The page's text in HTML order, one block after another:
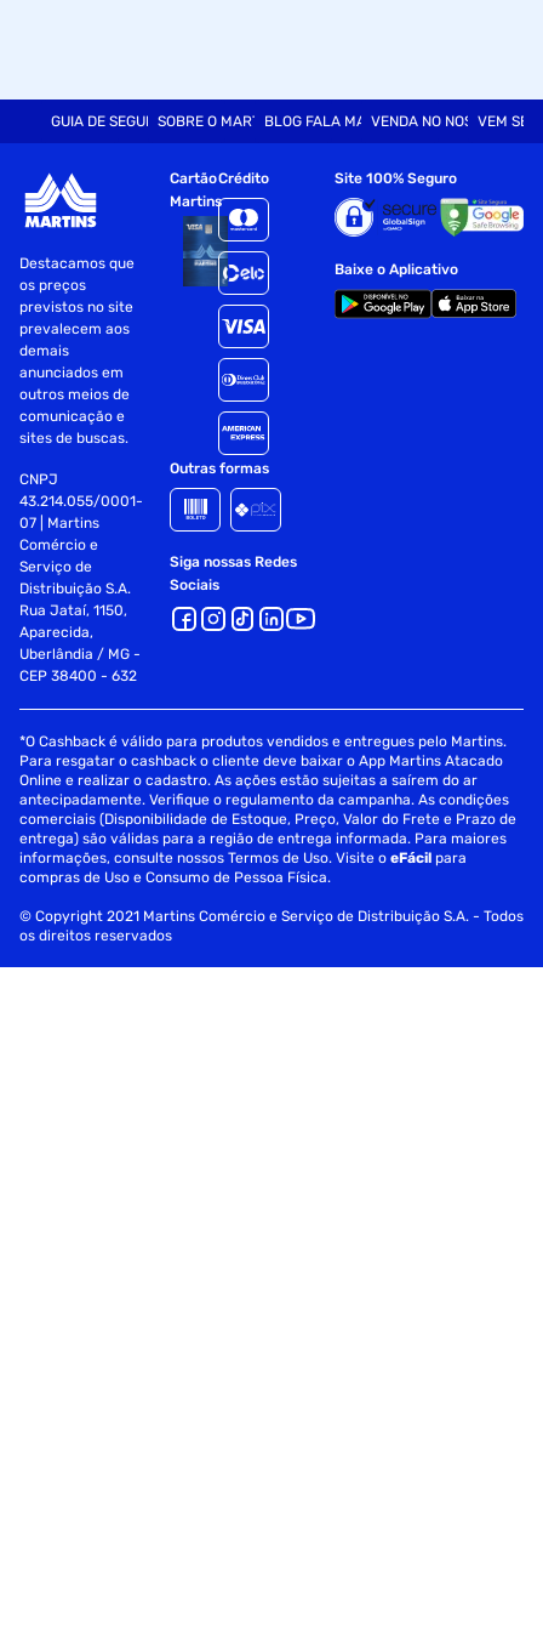
Modo de Uso:
Aplique nos fios lavados e úmidos e deixe agir por 5 minutos
e enxágue bem.
Fornecedor: Loreal Brasil Cosméticos-Cabelo
Especificações
Textura Cremosa
Tipo de Cabelo
Tratamento
Linha
GUIA DE SEGURANÇASOBRE O MARTINSBLOG FALA MARTVENDA NO NOSSO SITE
VEM SER
Destacamos que
os preços
previstos no site
prevalecem aos
demais
anunciados em
outros meios de
comunicação e
sites de buscas.
CNPJ
43.214.055/0001-
07 | Martins
Comércio e
Serviço de
Distribuição S.A.
Rua Jataí, 1150,
Aparecida,
Uberlândia / MG -
CEP 38400 - 632
Cartão
Martins
Crédito
Outras formas
Siga nossas Redes
Sociais
Site 100% Seguro
Baixe o Aplicativo
*O Cashback é válido para produtos vendidos e entregues pelo Martins.
Para resgatar o cashback o cliente deve baixar o App Martins Atacado
Online e realizar o cadastro. As ações estão sujeitas a saírem do ar
antecipadamente. Verifique o regulamento da campanha. As condições
comerciais (Disponibilidade de Estoque, Preço, Valor do Frete e Prazo de
entrega) são válidas para a região de entrega informada. Para maiores
informações, consulte nossos Termos de Uso. Visite oeFácil para
compras de Uso e Consumo de Pessoa Física.
© Copyright 2021 Martins Comércio e Serviço de Distribuição S.A. - Todos
os direitos reservados